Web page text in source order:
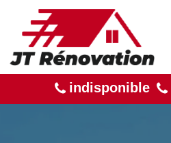
indisponible